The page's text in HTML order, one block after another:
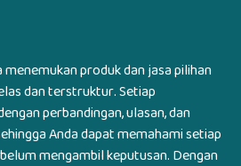
produk dan jasa pilihan
dan terstruktur. Setiap
perbandingan, ulasan, dan
Anda dapat memahami setiap
mengambil keputusan. Dengan